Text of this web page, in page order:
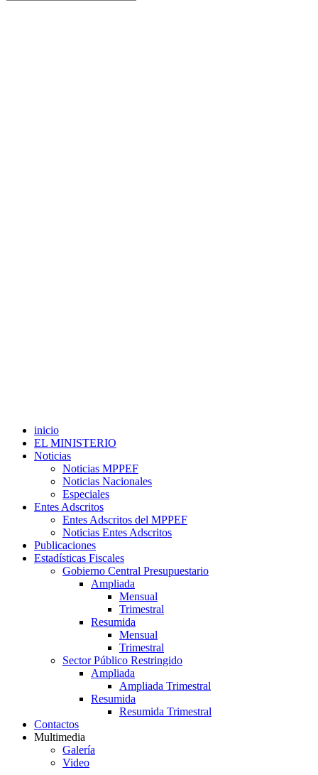
inicio
EL MINISTERIO
Noticias
Noticias MPPEF
Noticias Nacionales
Especiales
Entes Adscritos
Entes Adscritos del MPPEF
Noticias Entes Adscritos
Publicaciones
Estadísticas Fiscales
Gobierno Central Presupuestario
Ampliada
Mensual
Trimestral
Resumida
Mensual
Trimestral
Sector Público Restringido
Ampliada
Ampliada Trimestral
Resumida
Resumida Trimestral
Contactos
Multimedia
Galería
Video